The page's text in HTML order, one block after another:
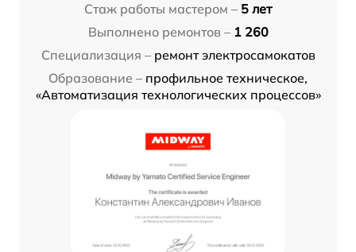
Стаж работы мастером – 5 лет
Выполнено ремонтов – 1 260
Специализация – ремонт электросамокатов
Образование – профильное техническое,
«Автоматизация технологических процессов»